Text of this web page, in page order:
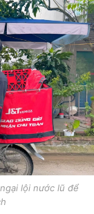
lội nước lũ để